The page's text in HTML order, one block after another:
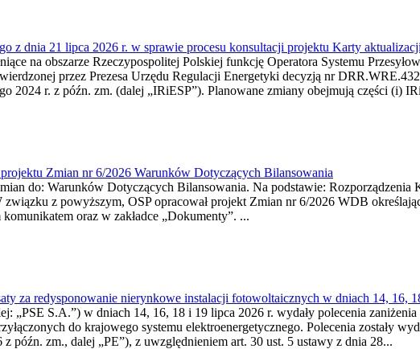
z dnia 21 lipca 2026 r. w sprawie procesu konsultacji projektu Karty
na obszarze Rzeczypospolitej Polskiej funkcję Operatora Systemu
przez Prezesa Urzędu Regulacji Energetyki decyzją nr
2024 r. z późn. zm. (dalej „IRiESP”). Planowane zmiany obejmują części (i)
Zmian nr 6/2026 Warunków Dotyczących Bilansowania
do: Warunków Dotyczących Bilansowania. Na podstawie:
z powyższym, OSP opracował projekt Zmian nr 6/2026 WDB
oraz w zakładce „Dokumenty”. ...
za redysponowanie nierynkowe instalacji fotowoltaicznych w dniach 14, 16,
„PSE S.A.”) w dniach 14, 16, 18 i 19 lipca 2026 r. wydały polecenia
do krajowego systemu elektroenergetycznego. Polecenia zostały
późn. zm., dalej „PE”), z uwzględnieniem art. 30 ust. 5 ustawy z dnia 28...